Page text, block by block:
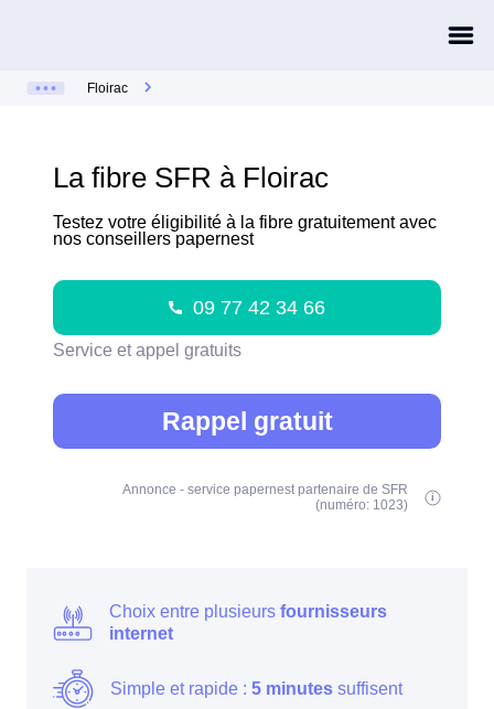
Floirac
La fibre SFR à Floirac
Testez votre éligibilité à la fibre gratuitement avec
nos conseillers papernest
09 77 42 34 66
Service et appel gratuits
Rappel gratuit
Choix entre plusieurs fournisseurs
internet
Simple et rapide : 5 minutes suffisent
Annonce - service papernest partenaire de SFR
(numéro: 1023)